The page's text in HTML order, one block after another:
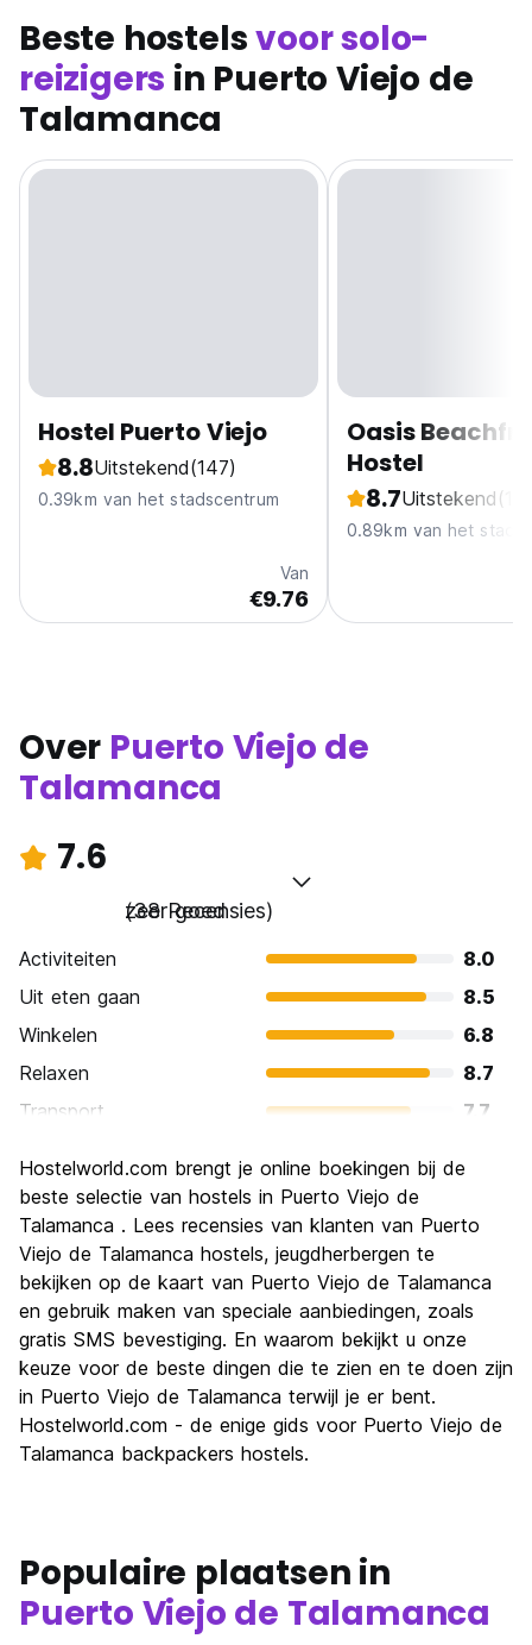
Beste hostelsvoor solo-
reizigers in Puerto Viejo de
Talamanca
Hostel Puerto Viejo
8.8Uitstekend(147)
0.39km van het stadscentrum
Van
€9.76
Oasis
Hostel
8.7Uitstekend
0.89km van het
Over Puerto Viejo de
Talamanca
7.6
zeer goed
(38 Recensies)
Activiteiten
8.0
Uit eten gaan
8.5
Winkelen
6.8
Relaxen
8.7
Transport
7.7
Cultuur
Uitgaan
7.6
Waarde voor uw geld
Hostelworld.com brengt je online boekingen bij de
beste selectie van hostels in Puerto Viejo de
Talamanca . Lees recensies van klanten van Puerto
Viejo de Talamanca hostels, jeugdherbergen te
bekijken op de kaart van Puerto Viejo de Talamanca
en gebruik maken van speciale aanbiedingen, zoals
gratis SMS bevestiging. En waarom bekijkt u onze
keuze voor de beste dingen die te zien en te doen zijn
in Puerto Viejo de Talamanca terwijl je er bent.
Hostelworld.com - de enige gids voor Puerto Viejo de
Talamanca backpackers hostels.
Populaire plaatsen in
Puerto Viejo de Talamanca